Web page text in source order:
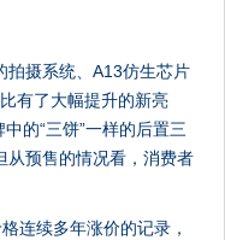
拍摄系统、A13仿生芯片
有了大幅提升的新亮
的“三饼”一样的后置三
从预售的情况看，消费者
连续多年涨价的记录，